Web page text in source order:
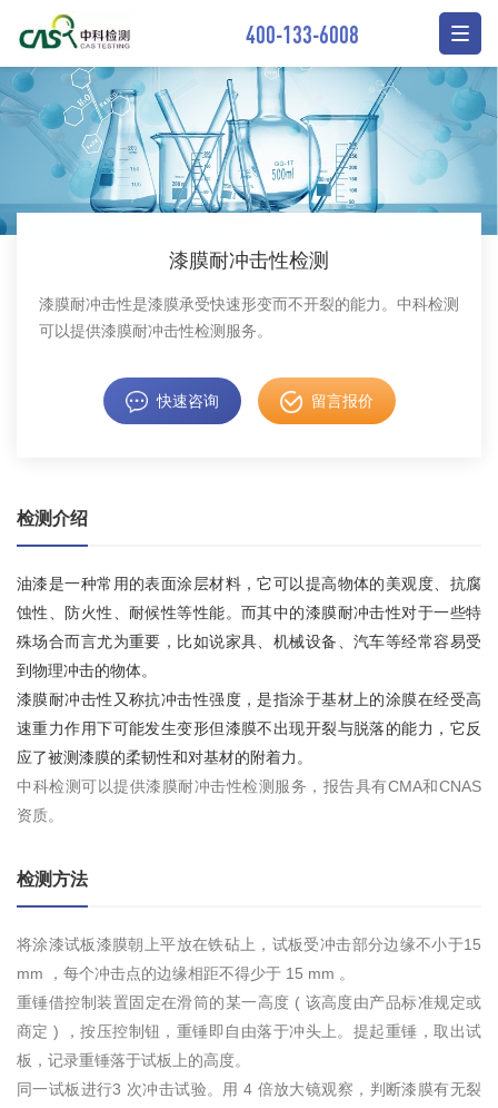
400-133-6008
漆膜耐冲击性检测
漆膜耐冲击性是漆膜承受快速形变而不开裂的能力。中科检测
可以提供漆膜耐冲击性检测服务。
快速咨询 留言报价
检测介绍
油漆是一种常用的表面涂层材料，它可以提高物体的美观度、抗腐
蚀性、防火性、耐候性等性能。而其中的漆膜耐冲击性对于一些特
殊场合而言尤为重要，比如说家具、机械设备、汽车等经常容易受
到物理冲击的物体。
漆膜耐冲击性又称抗冲击性强度，是指涂于基材上的涂膜在经受高
速重力作用下可能发生变形但漆膜不出现开裂与脱落的能力，它反
应了被测漆膜的柔韧性和对基材的附着力。
中科检测可以提供漆膜耐冲击性检测服务，报告具有CMA和CNAS
资质。
检测方法
将涂漆试板漆膜朝上平放在铁砧上，试板受冲击部分边缘不小于15
mm ，每个冲击点的边缘相距不得少于 15 mm 。
重锤借控制装置固定在滑筒的某一高度 ( 该高度由产品标准规定或
商定 ) ，按压控制钮，重锤即自由落于冲头上。提起重锤，取出试
板，记录重锤落于试板上的高度。
同一试板进行3 次冲击试验。用 4 倍放大镜观察，判断漆膜有无裂